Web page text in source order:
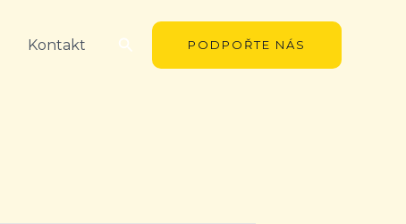
Kontakt Hledat PODPOŘTE NÁS